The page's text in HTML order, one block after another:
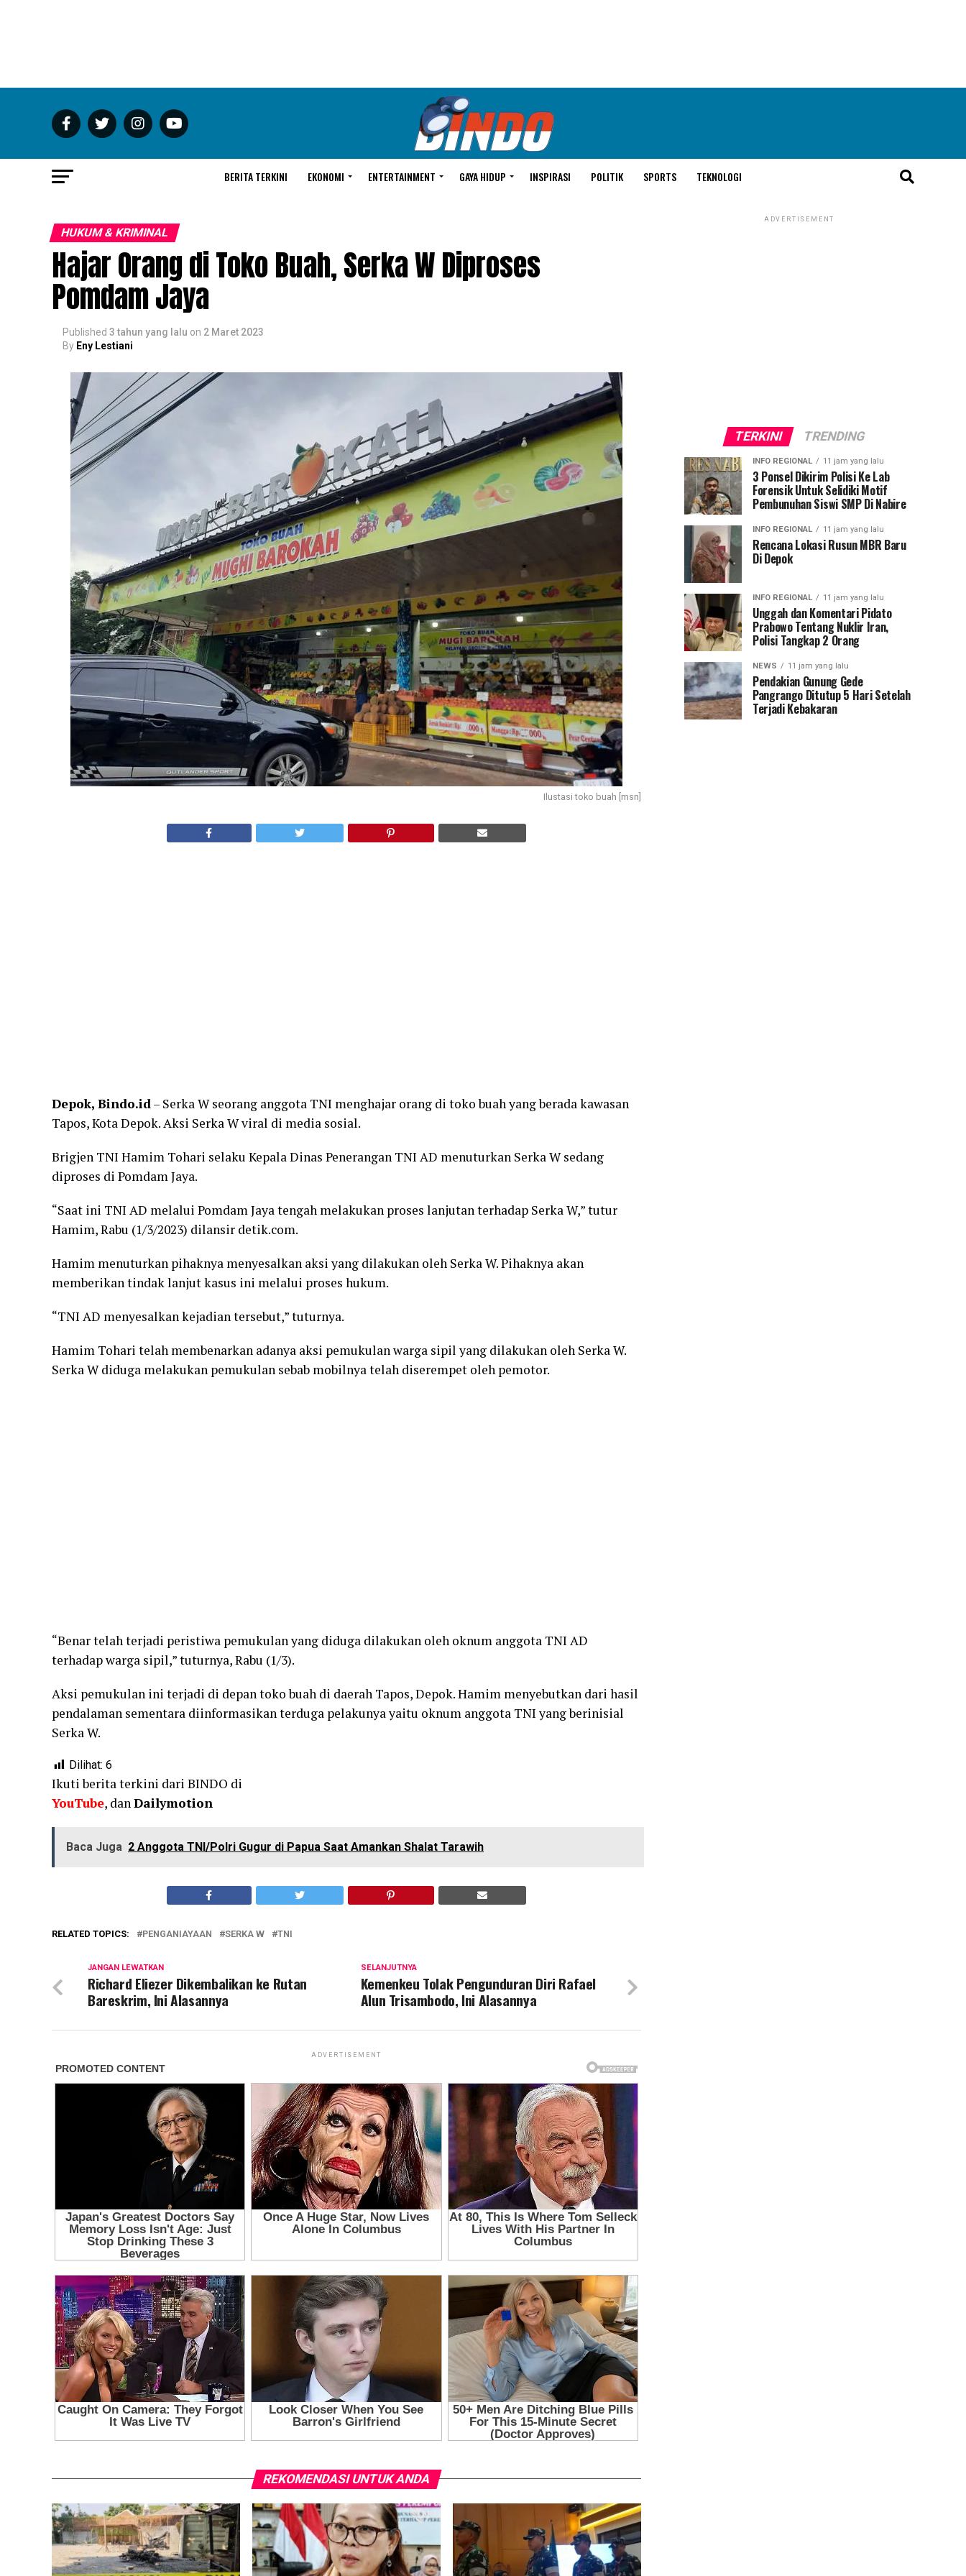
BERITA TERKINI EKONOMI ENTERTAINMENT GAYA HIDUP INSPIRASI POLITIK SPORTS TEKNOLOGI
HUKUM & KRIMINAL
Hajar Orang di Toko Buah, Serka W Diproses
Pomdam Jaya
Published 3 tahun yang lalu on 2 Maret 2023
By Eny Lestiani
Ilustasi toko buah [msn]
Depok, Bindo.id– Serka W seorang anggota TNI menghajar orang di toko buah yang berada kawasan
Tapos, Kota Depok. Aksi Serka W viral di media sosial.
Brigjen TNI Hamim Tohari selaku Kepala Dinas Penerangan TNI AD menuturkan Serka W sedang
diproses di Pomdam Jaya.
“Saat ini TNI AD melalui Pomdam Jaya tengah melakukan proses lanjutan terhadap Serka W,” tutur
Hamim, Rabu (1/3/2023) dilansir detik.com.
Hamim menuturkan pihaknya menyesalkan aksi yang dilakukan oleh Serka W. Pihaknya akan
memberikan tindak lanjut kasus ini melalui proses hukum.
“TNI AD menyesalkan kejadian tersebut,” tuturnya.
Hamim Tohari telah membenarkan adanya aksi pemukulan warga sipil yang dilakukan oleh Serka W.
Serka W diduga melakukan pemukulan sebab mobilnya telah diserempet oleh pemotor.
“Benar telah terjadi peristiwa pemukulan yang diduga dilakukan oleh oknum anggota TNI AD
terhadap warga sipil,” tuturnya, Rabu (1/3).
Aksi pemukulan ini terjadi di depan toko buah di daerah Tapos, Depok. Hamim menyebutkan dari hasil
pendalaman sementara diinformasikan terduga pelakunya yaitu oknum anggota TNI yang berinisial
Serka W.
Dilihat: 6
Ikuti berita terkini dari BINDO di
YouTube, danDailymotion
Baca Juga 2 Anggota TNI/Polri Gugur di Papua Saat Amankan Shalat Tarawih
RELATED TOPICS: PENGANIAYAAN SERKA W TNI
SELANJUTNYA
Kemenkeu Tolak Pengunduran Diri Rafael
Alun Trisambodo, Ini Alasannya
JANGAN LEWATKAN
Richard Eliezer Dikembalikan ke Rutan
Bareskrim, Ini Alasannya
ADVERTISEMENT
REKOMENDASI UNTUK ANDA
ADVERTISEMENT
TERKINI TRENDING
INFO REGIONAL 11 jam yang lalu
3 Ponsel Dikirim Polisi Ke Lab
Forensik Untuk Selidiki Motif
Pembunuhan Siswi SMP Di Nabire
INFO REGIONAL 11 jam yang lalu
Rencana Lokasi Rusun MBR Baru
Di Depok
INFO REGIONAL 11 jam yang lalu
Unggah dan Komentari Pidato
Prabowo Tentang Nuklir Iran,
Polisi Tangkap 2 Orang
NEWS 11 jam yang lalu
Pendakian Gunung Gede
Pangrango Ditutup 5 Hari Setelah
Terjadi Kebakaran